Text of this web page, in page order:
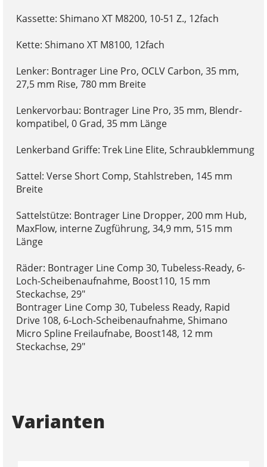
Kassette: Shimano XT M8200, 10-51 Z., 12fach
Kette: Shimano XT M8100, 12fach
Lenker: Bontrager Line Pro, OCLV Carbon, 35 mm,
27,5 mm Rise, 780 mm Breite
Lenkervorbau: Bontrager Line Pro, 35 mm, Blendr-
kompatibel, 0 Grad, 35 mm Länge
Lenkerband Griffe: Trek Line Elite, Schraubklemmung
Sattel: Verse Short Comp, Stahlstreben, 145 mm
Breite
Sattelstütze: Bontrager Line Dropper, 200 mm Hub,
MaxFlow, interne Zugführung, 34,9 mm, 515 mm
Länge
Räder: Bontrager Line Comp 30, Tubeless-Ready, 6-
Loch-Scheibenaufnahme, Boost110, 15 mm
Steckachse, 29"
Bontrager Line Comp 30, Tubeless Ready, Rapid
Drive 108, 6-Loch-Scheibenaufnahme, Shimano
Micro Spline Freilaufnabe, Boost148, 12 mm
Steckachse, 29"
Varianten